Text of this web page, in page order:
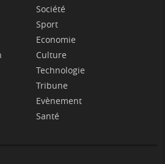
Société
Sport
Economie
Culture
Technologie
Tribune
Evènement
Santé